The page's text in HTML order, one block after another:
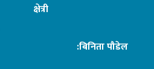
क्षेत्री
:बिनिता पौडेल